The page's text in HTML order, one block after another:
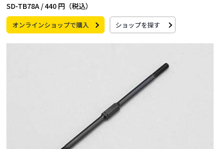
SD-TB78A /440 円（税込）
オンラインショップで購入 ショップを探す